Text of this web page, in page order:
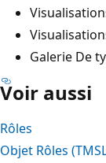
Galerie De
Voir aussi
Rôles
Objet Rôles